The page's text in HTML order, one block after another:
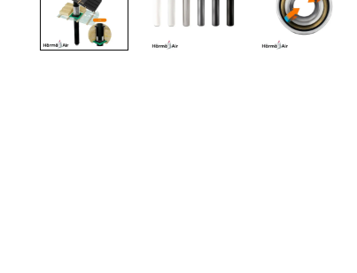
TOTO
Kylpyhuonekalusteet